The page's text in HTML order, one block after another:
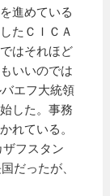
進めている
たＣＩＣＡ
はそれほど
いいのでは
エフ大統領
した。事務
れている。
フスタン
だったが、